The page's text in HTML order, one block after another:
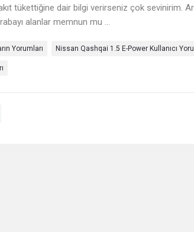
tükettiğine dair bilgi verirseniz çok sevinirim.
alanlar memnun mu ...
Yorumları Nissan Qashqai 1.5 E-Power Kullanıcı